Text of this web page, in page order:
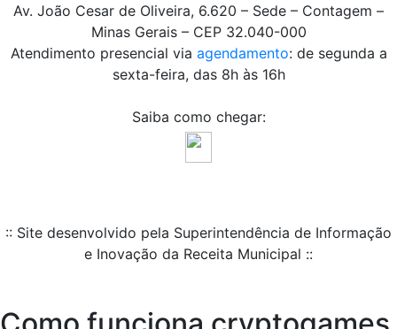
Av. João Cesar de Oliveira, 6.620 – Sede – Contagem –
Minas Gerais – CEP 32.040-000
Atendimento presencial via agendamento: de segunda a
sexta-feira, das 8h às 16h
Saiba como chegar:
:: Site desenvolvido pela Superintendência de Informação
e Inovação da Receita Municipal ::